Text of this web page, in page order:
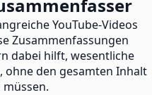
YouTube-Videos
Zusammenfassungen
dabei hilft, wesentliche
den gesamten Inhalt